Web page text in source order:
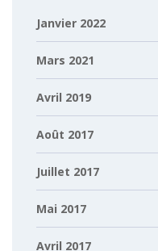
Janvier 2022
Mars 2021
Avril 2019
Août 2017
Juillet 2017
Mai 2017
Avril 2017